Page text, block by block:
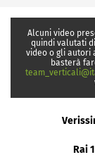
Alcuni video
quindi valutati
video o gli autori
basterà
Rai 1